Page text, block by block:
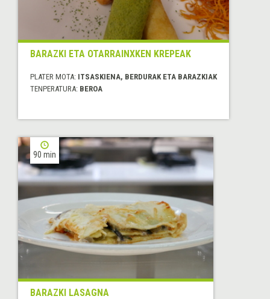
BARAZKI ETA OTARRAINXKEN KREPEAK
PLATER MOTA: ITSASKIENA, BERDURAK ETA BARAZKIAK
TENPERATURA: BEROA
90 min
BARAZKI LASAGNA